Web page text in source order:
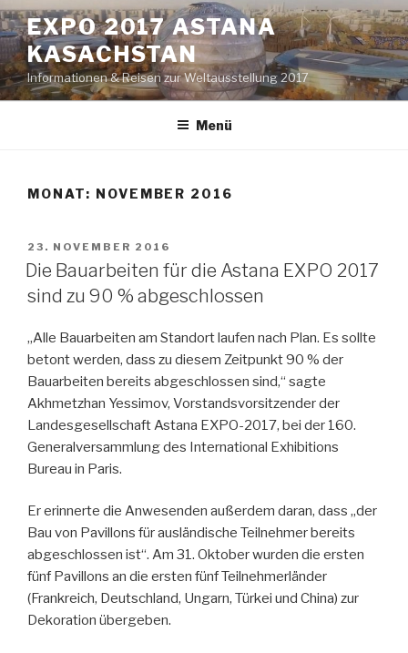
Zum
Inhalt
springen
EXPO 2017 ASTANA
KASACHSTAN
Informationen & Reisen zur Weltausstellung 2017
Menü
MONAT: NOVEMBER 2016
VERÖFFENTLICHT
AM
23. NOVEMBER 2016
Die Bauarbeiten für die Astana EXPO 2017
sind zu 90 % abgeschlossen
„Alle Bauarbeiten am Standort laufen nach Plan. Es sollte
betont werden, dass zu diesem Zeitpunkt 90 % der
Bauarbeiten bereits abgeschlossen sind,“ sagte
Akhmetzhan Yessimov, Vorstandsvorsitzender der
Landesgesellschaft Astana EXPO-2017, bei der 160.
Generalversammlung des International Exhibitions
Bureau in Paris.
Er erinnerte die Anwesenden außerdem daran, dass „der
Bau von Pavillons für ausländische Teilnehmer bereits
abgeschlossen ist“. Am 31. Oktober wurden die ersten
fünf Pavillons an die ersten fünf Teilnehmerländer
(Frankreich, Deutschland, Ungarn, Türkei und China) zur
Dekoration übergeben.